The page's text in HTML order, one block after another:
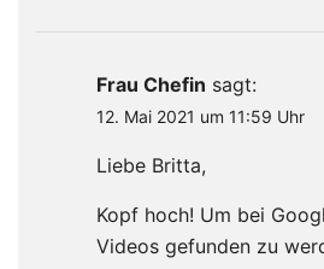
Frau Chefin sagt:
12. Mai 2021 um 11:59 Uhr
Liebe Britta,
Kopf hoch! Um bei
Videos gefunden zu